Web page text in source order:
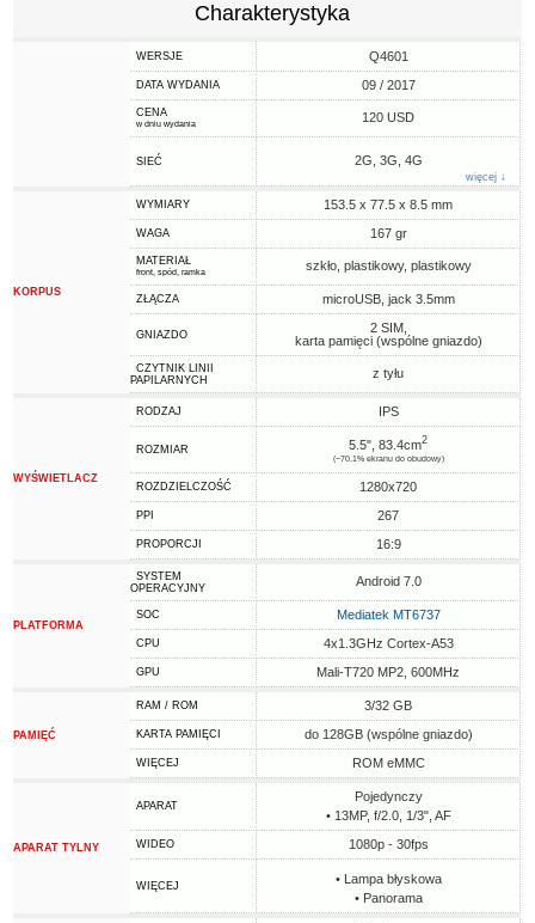
Charakterystyka
WERSJE Q4601
DATA WYDANIA 09 / 2017
CENA
w dniu wydania 120 USD
SIEĆ 2G, 3G, 4G
więcej ↓
KORPUS
WYMIARY 153.5 x 77.5 x 8.5 mm
WAGA 167 gr
MATERIAŁ
front, spód, ramka szkło, plastikowy, plastikowy
ZŁĄCZA microUSB, jack 3.5mm
GNIAZDO
2 SIM,
karta pamięci (wspólne gniazdo)
CZYTNIK LINII
PAPILARNYCH
z tyłu
WYŚWIETLACZ
RODZAJ IPS
ROZMIAR 5.5", 83.4cm2
(~70.1% ekranu do obudowy)
ROZDZIELCZOŚĆ 1280x720
PPI 267
PROPORCJI 16:9
PLATFORMA
SYSTEM
OPERACYJNY
Android 7.0
SOC Mediatek MT6737
CPU 4x1.3GHz Cortex-A53
GPU Mali-T720 MP2, 600MHz
PAMIĘĆ
RAM / ROM 3/32 GB
KARTA PAMIĘCI do 128GB (wspólne gniazdo)
WIĘCEJ ROM eMMC
APARAT TYLNY
APARAT
Pojedynczy
• 13MP, f/2.0, 1/3", AF
WIDEO 1080p - 30fps
WIĘCEJ
• Lampa błyskowa
• Panorama